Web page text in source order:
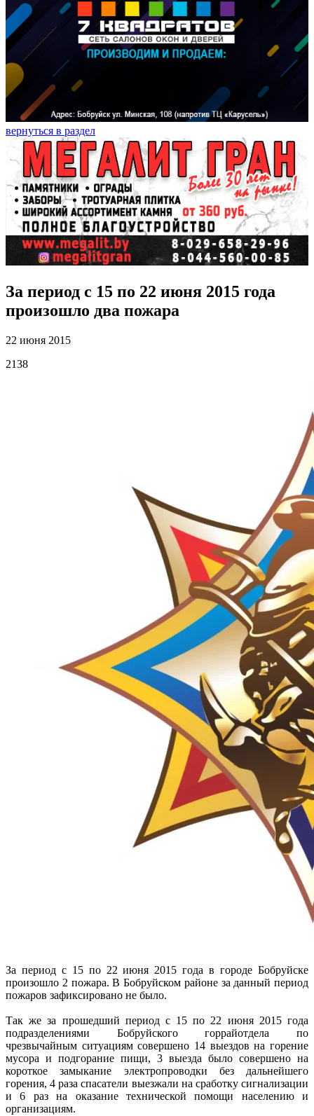
вернуться в раздел
За период с 15 по 22 июня 2015 года
произошло два пожара
22 июня 2015
2138
За период с 15 по 22 июня 2015 года в городе Бобруйске
произошло 2 пожара. В Бобруйском районе за данный период
пожаров зафиксировано не было.
Так же за прошедший период с 15 по 22 июня 2015 года
подразделениями Бобруйского горрайотдела по
чрезвычайным ситуациям совершено 14 выездов на горение
мусора и подгорание пищи, 3 выезда было совершено на
короткое замыкание электропроводки без дальнейшего
горения, 4 раза спасатели выезжали на сработку сигнализации
и 6 раз на оказание технической помощи населению и
организациям.